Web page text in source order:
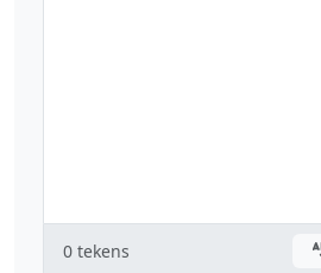
0 tekens